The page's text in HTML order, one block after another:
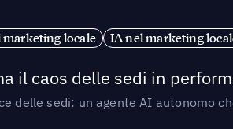
marketing locale IA nel marketing
il caos delle sedi in
delle sedi: un agente AI autonomo